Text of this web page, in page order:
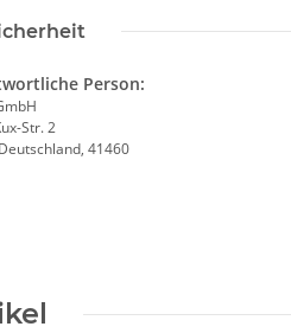
Person:
Str. 2
41460